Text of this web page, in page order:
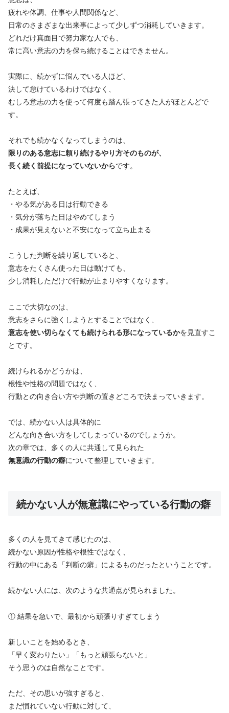
疲れや体調、仕事や人間関係など、
日常のさまざまな出来事によって少しずつ消耗していきます。
どれだけ真面目で努力家な人でも、
常に高い意志の力を保ち続けることはできません。
実際に、続かずに悩んでいる人ほど、
決して怠けているわけではなく、
むしろ意志の力を使って何度も踏ん張ってきた人がほとんどで
す。
それでも続かなくなってしまうのは、
限りのある意志に頼り続けるやり方そのものが、
長く続く前提になっていないからです。
たとえば、
・やる気がある日は行動できる
・気分が落ちた日はやめてしまう
・成果が見えないと不安になって立ち止まる
こうした判断を繰り返していると、
意志をたくさん使った日は動けても、
少し消耗しただけで行動が止まりやすくなります。
ここで大切なのは、
意志をさらに強くしようとすることではなく、
意志を使い切らなくても続けられる形になっているかを見直すこ
とです。
続けられるかどうかは、
根性や性格の問題ではなく、
行動との向き合い方や判断の置きどころで決まっていきます。
では、続かない人は具体的に
どんな向き合い方をしてしまっているのでしょうか。
次の章では、多くの人に共通して見られた
無意識の行動の癖について整理していきます。
続かない人が無意識にやっている行動の癖
多くの人を見てきて感じたのは、
続かない原因が性格や根性ではなく、
行動の中にある「判断の癖」によるものだったということです。
続かない人には、次のような共通点が見られました。
① 結果を急いで、最初から頑張りすぎてしまう
新しいことを始めるとき、
「早く変わりたい」「もっと頑張らないと」
そう思うのは自然なことです。
ただ、その思いが強すぎると、
まだ慣れていない行動に対して、